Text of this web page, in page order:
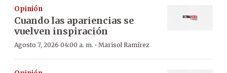
Opinión
Cuando las apariencias se
vuelven inspiración
Agosto 7, 2026 04:00 a. m. · Marisol Ramírez